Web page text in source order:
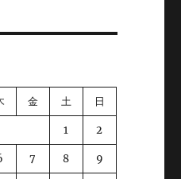
金 土 日
1 2
7 8 9